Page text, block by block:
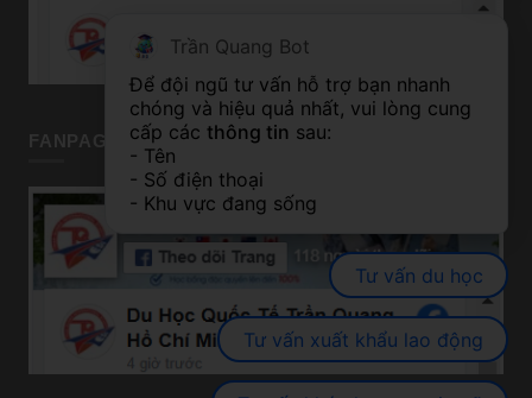
FANPAGE TP HỒ CHÍ MINH
Trần Quang Bot
Để đội ngũ tư vấn hỗ trợ bạn nhanh
chóng và hiệu quả nhất, vui lòng cung
cấp các thông tin sau:
- Tên
- Số điện thoại
- Khu vực đang sống
Tư vấn du học
Tư vấn xuất khẩu lao động